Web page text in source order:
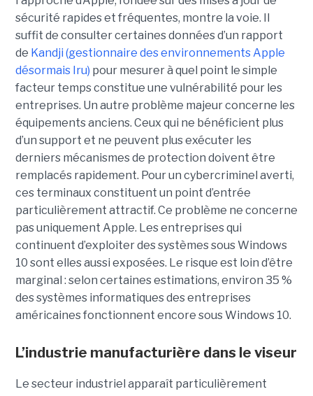
sécurité rapides et fréquentes, montre la voie. Il
suffit de consulter certaines données d’un rapport
de Kandji (gestionnaire des environnements Apple
désormais Iru) pour mesurer à quel point le simple
facteur temps constitue une vulnérabilité pour les
entreprises. Un autre problème majeur concerne les
équipements anciens. Ceux qui ne bénéficient plus
d’un support et ne peuvent plus exécuter les
derniers mécanismes de protection doivent être
remplacés rapidement. Pour un cybercriminel averti,
ces terminaux constituent un point d’entrée
particulièrement attractif. Ce problème ne concerne
pas uniquement Apple. Les entreprises qui
continuent d’exploiter des systèmes sous Windows
10 sont elles aussi exposées. Le risque est loin d’être
marginal : selon certaines estimations, environ 35 %
des systèmes informatiques des entreprises
américaines fonctionnent encore sous Windows 10.
L’industrie manufacturière dans le viseur
Le secteur industriel apparaît particulièrement